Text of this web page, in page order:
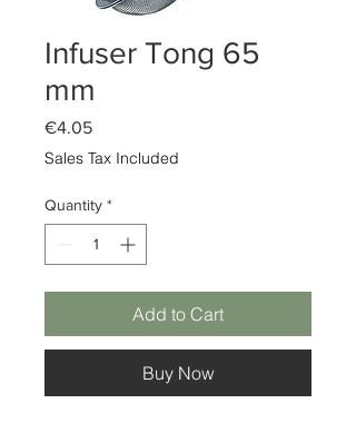
Infuser Tong 65
mm
€4.05Price
Sales Tax Included
Quantity *
Add to Cart
Buy Now